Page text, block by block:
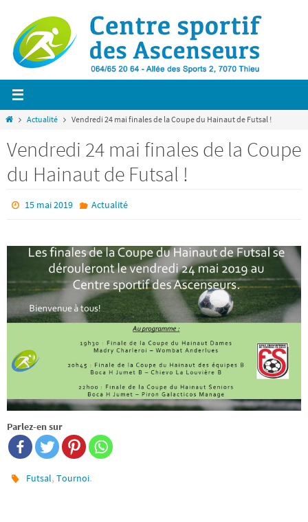
contenu
HomeActualité Vendredi 24 mai finales de la Coupe du Hainaut de Futsal !
Vendredi 24 mai finales de la Coupe
du Hainaut de Futsal !
15 mai 2019 Actualité
Parlez-en sur
Futsal,Tournoi.